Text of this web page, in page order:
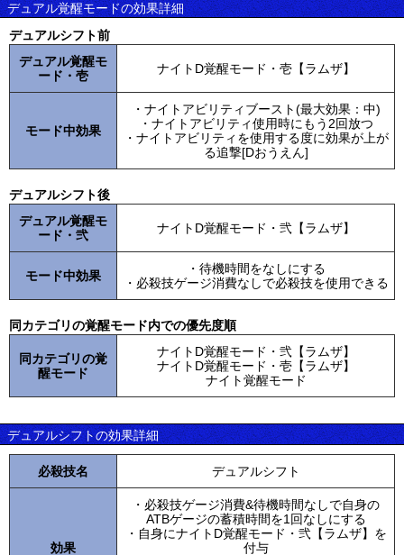
デュアル覚醒モードの効果詳細
デュアルシフト前
デュアル覚醒モ
ード・壱
ナイトD覚醒モード・壱【ラムザ】
モード中効果
・ナイトアビリティブースト(最大効果：中)
・ナイトアビリティ使用時にもう2回放つ
・ナイトアビリティを使用する度に効果が上が
る追撃[Dおうえん]
デュアルシフト後
デュアル覚醒モ
ード・弐
ナイトD覚醒モード・弐【ラムザ】
モード中効果
・待機時間をなしにする
・必殺技ゲージ消費なしで必殺技を使用できる
同カテゴリの覚醒モード内での優先度順
同カテゴリの覚
醒モード
ナイトD覚醒モード・弐【ラムザ】
ナイトD覚醒モード・壱【ラムザ】
ナイト覚醒モード
デュアルシフトの効果詳細
必殺技名 デュアルシフト
効果
・必殺技ゲージ消費&待機時間なしで自身の
ATBゲージの蓄積時間を1回なしにする
・自身にナイトD覚醒モード・弐【ラムザ】を
付与